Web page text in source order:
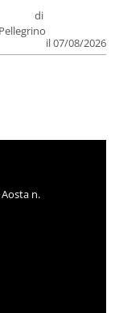
di
il 07/08/2026
n.